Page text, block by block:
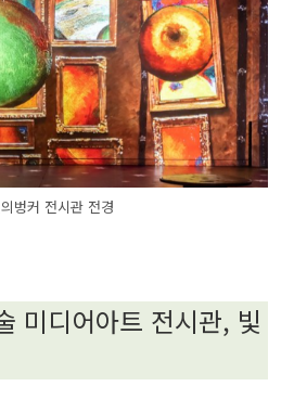
벙커 전시관 전경
미디어아트 전시관, 빛